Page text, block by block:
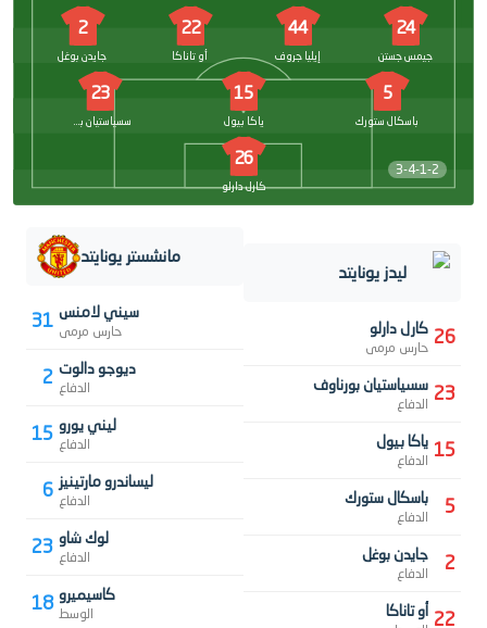
3-4-1-2
24
جيمس جستن
44
إيليا جروف
22
أو تاناكا
2
جايدن بوغل
5
باسكال ستورك
15
ياكا بيول
23
سسياستيان بورناوف
26
كارل دارلو
مانشستر يونايتد
31 سيني لامنس
حارس مرمى
2 ديوجو دالوت
الدفاع
15 ليني يورو
الدفاع
6 ليساندرو مارتينيز
الدفاع
23 لوك شاو
الدفاع
18 كاسيميرو
الوسط
ليدز يونايتد
26 كارل دارلو
حارس مرمى
23 سسياستيان بورناوف
الدفاع
15 ياكا بيول
الدفاع
5 باسكال ستورك
الدفاع
2 جايدن بوغل
الدفاع
22 أو تاناكا